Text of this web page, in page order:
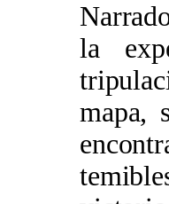
la
mapa,